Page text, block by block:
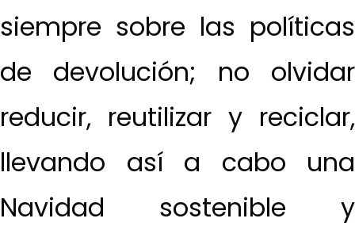
siempre sobre las políticas
de devolución; no olvidar
reducir, reutilizar y reciclar,
llevando así a cabo una
Navidad sostenible y